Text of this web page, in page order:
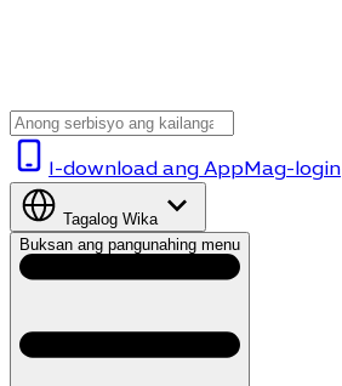
I-download ang AppMag-login
Tagalog Wika
Buksan ang pangunahing menu